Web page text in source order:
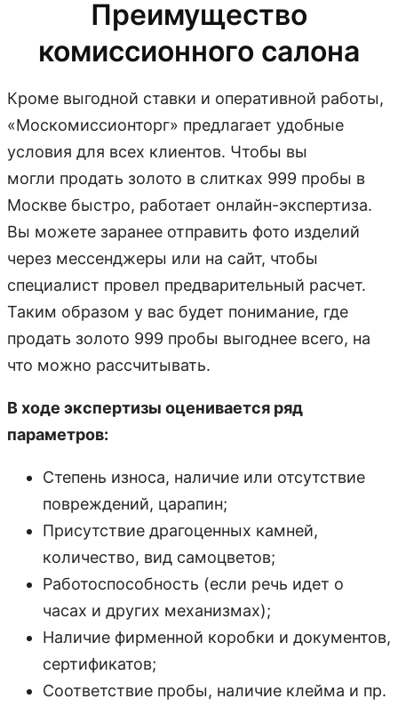
Преимущество
комиссионного салона
Кроме выгодной ставки и оперативной работы,
«Москомиссионторг» предлагает удобные
условия для всех клиентов. Чтобы вы
могли продать золото в слитках 999 пробы в
Москве быстро, работает онлайн-экспертиза.
Вы можете заранее отправить фото изделий
через мессенджеры или на сайт, чтобы
специалист провел предварительный расчет.
Таким образом у вас будет понимание, где
продать золото 999 пробы выгоднее всего, на
что можно рассчитывать.
В ходе экспертизы оценивается ряд
параметров:
Степень износа, наличие или отсутствие
повреждений, царапин;
Присутствие драгоценных камней,
количество, вид самоцветов;
Работоспособность (если речь идет о
часах и других механизмах);
Наличие фирменной коробки и документов,
сертификатов;
Соответствие пробы, наличие клейма и пр.